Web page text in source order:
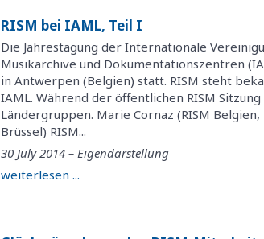
RISM bei IAML, Teil I
Die Jahrestagung der Internationale
Musikarchive und Dokumentationszentren
in Antwerpen (Belgien) statt. RISM steht
IAML. Während der öffentlichen RISM
Ländergruppen. Marie Cornaz (RISM
Brüssel) RISM...
30 July 2014 – Eigendarstellung
weiterlesen ...